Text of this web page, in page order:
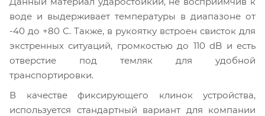
воде и выдерживает температуры в диапазоне от
-40 до +80 С. Также, в рукоятку встроен свисток для
экстренных ситуаций, громкостью до 110 dB и есть
отверстие под темляк для удобной
транспортировки.
В качестве фиксирующего клинок устройства,
используется стандартный вариант для компании